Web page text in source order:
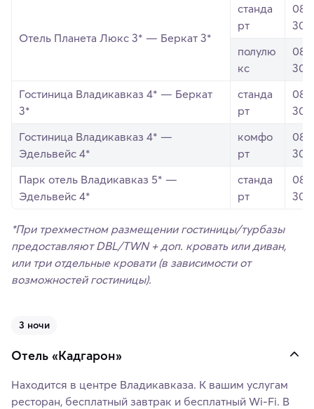
Отель Планета Люкс 3* — Беркат 3*
станда
рт
полулю
кс
Гостиница Владикавказ 4* — Беркат
3*
станда
рт
Гостиница Владикавказ 4* —
Эдельвейс 4*
комфо
рт
Парк отель Владикавказ 5* —
Эдельвейс 4*
станда
рт
*При трехместном размещении гостиницы/турбазы
предоставляют DBL/TWN + доп. кровать или диван,
или три отдельные кровати (в зависимости от
возможностей гостиницы).
3 ночи
Отель «Кадгарон»
Находится в центре Владикавказа. К вашим услугам
ресторан, бесплатный завтрак и бесплатный Wi-Fi. В